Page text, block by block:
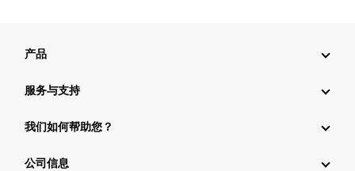
产品
服务与支持
我们如何帮助您？
公司信息